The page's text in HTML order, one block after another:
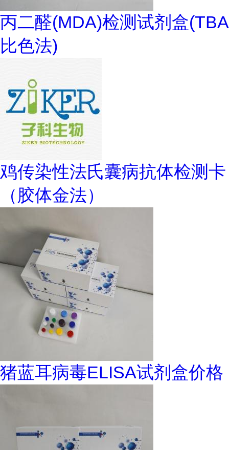
丙二醛(MDA)检测试剂盒(TBA
比色法)
鸡传染性法氏囊病抗体检测卡
（胶体金法）
猪蓝耳病毒ELISA试剂盒价格